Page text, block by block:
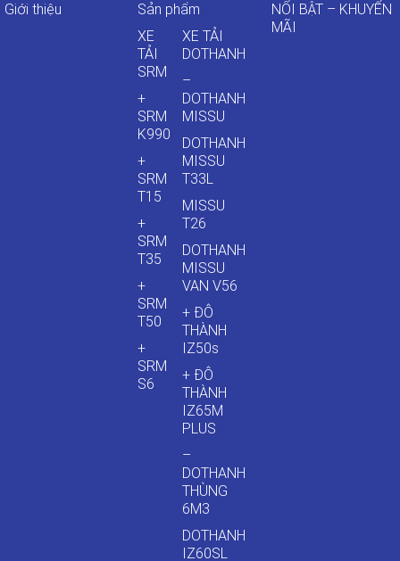
Giới thiệu
Sản phẩm
XE
TẢI
SRM
+
SRM
K990
+
SRM
T15
+
SRM
T35
+
SRM
T50
+
SRM
S6
XE TẢI
DOTHANH
–
DOTHANH
MISSU
DOTHANH
MISSU
T33L
MISSU
T26
DOTHANH
MISSU
VAN V56
+ ĐÔ
THÀNH
IZ50s
+ ĐÔ
THÀNH
IZ65M
PLUS
–
DOTHANH
THÙNG
6M3
DOTHANH
IZ60SL
NỔI BẬT – KHUYẾN
MÃI